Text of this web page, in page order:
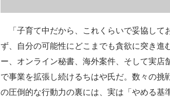
「子育て中だから、これくらいで妥協し
ず、自分の可能性にどこまでも貪欲に突き進
ー、オンライン秘書、海外案件、そして実店
で事業を拡張し続けるちはや氏だ。数々の挑
の圧倒的な行動力の裏には、実は「やめる基